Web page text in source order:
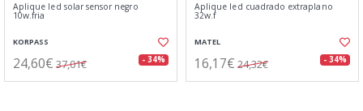
Aplique led solar sensor negro
10w.fria
KORPASS
24,60€ 37,01€ - 34%
Aplique led cuadrado extraplano
32w.f
MATEL
16,17€ 24,32€ - 34%